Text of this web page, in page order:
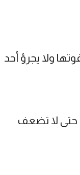
ولا يجرؤ أحد
حتى لا تضعف